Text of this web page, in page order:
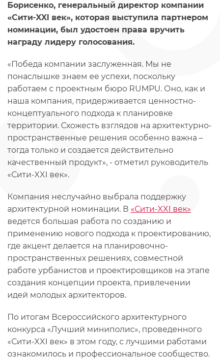
Борисенко, генеральный директор компании
«Сити-XXI век», которая выступила партнером
номинации, был удостоен права вручить
награду лидеру голосования.
«Победа компании заслуженная. Мы не
понаслышке знаем ее успехи, поскольку
работаем с проектным бюро RUMPU. Оно, как и
наша компания, придерживается ценностно-
концептуального подхода к планировке
территории. Схожесть взглядов на архитектурно-
пространственные решения особенно важна –
тогда только и создается действительно
качественный продукт», - отметил руководитель
«Сити-XXI век».
Компания неслучайно выбрала поддержку
архитектурной номинации. В «Сити-XXI век»
ведется большая работа по созданию и
применению нового подхода к проектированию,
где акцент делается на планировочно-
пространственных решениях, совместной
работе урбанистов и проектировщиков на этапе
создания концепции проекта, привлечении
идей молодых архитекторов.
По итогам Всероссийского архитектурного
конкурса «Лучший миниполис», проведенного
«Сити-XXI век» в этом году, с лучшими работами
ознакомилось и профессиональное сообщество.